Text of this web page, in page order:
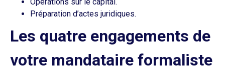
Préparation d’actes juridiques.
Les quatre engagements de
votre mandataire formaliste